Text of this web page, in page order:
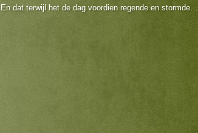
En dat terwijl het de dag voordien regende en stormde…